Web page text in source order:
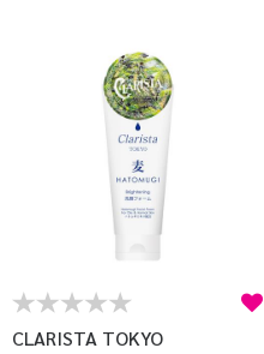
CLARISTA TOKYO